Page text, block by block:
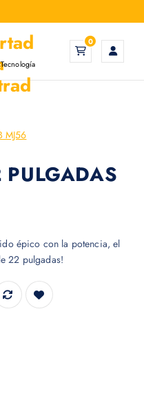
0
épico con la potencia, el
22 pulgadas!
cantidad